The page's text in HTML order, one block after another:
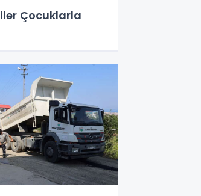
Çocuklarla